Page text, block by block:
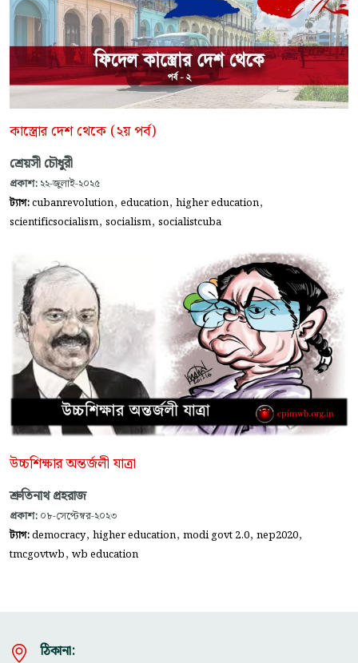
কাস্ত্রোর দেশ থেকে (২য় পর্ব)
শ্রেয়সী চৌধুরী
প্রকাশ: ২২-জুলাই-২০২৫
ট্যাগ:cubanrevolution, education, higher education,
scientificsocialism, socialism, socialistcuba
উচ্চশিক্ষার অন্তর্জলী যাত্রা
শ্রুতিনাথ প্রহরাজ
প্রকাশ: ০৮-সেপ্টেম্বর-২০২৩
ট্যাগ:democracy, higher education, modi govt 2.0, nep2020,
tmcgovtwb, wb education
ঠিকানা: